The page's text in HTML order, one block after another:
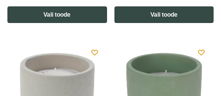
Vali toode Vali toode